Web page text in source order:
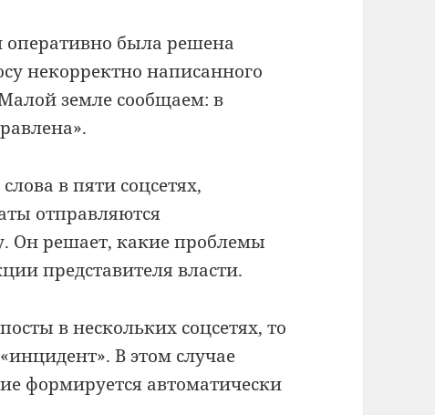
была решена
некорректно написанного
земле сообщаем: в
в пяти соцсетях,
отправляются
Он решает, какие проблемы
представителя власти.
в нескольких соцсетях, то
В этом случае
формируется автоматически